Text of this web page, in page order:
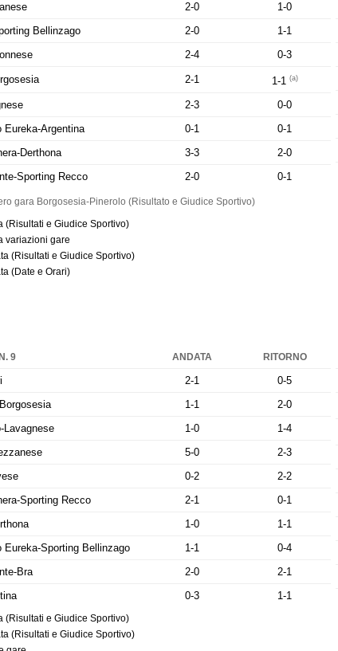
2-0
1-0
Bellinzago
2-0
1-1
2-4 0-3
2-1 1-1 (a)
2-3
0-0
Eureka-Argentina
0-1
0-1
Derthona
3-3
2-0
Sporting Recco
2-0 0-1
gara Borgosesia-Pinerolo (Risultato e Giudice Sportivo)
(Risultati e Giudice Sportivo)
variazioni gare
(Risultati e Giudice Sportivo)
(Date e Orari)
9 ANDATA RITORNO
2-1
0-5
1-1
2-0
Lavagnese
1-0
1-4
5-0
2-3
0-2
2-2
Sporting Recco
2-1
0-1
1-0
1-1
Eureka-Sporting Bellinzago
1-1
0-4
Bra
2-0
2-1
0-3 1-1
(Risultati e Giudice Sportivo)
(Risultati e Giudice Sportivo)